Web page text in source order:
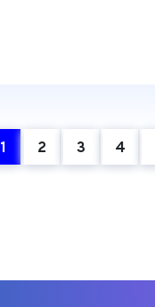
1(current)
2 3 4